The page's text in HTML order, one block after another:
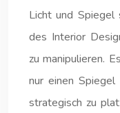
Licht und Spiegel
des Interior
zu manipulieren.
nur einen Spiegel
strategisch zu